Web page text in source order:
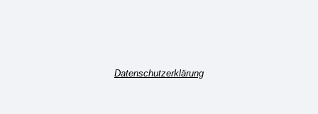
Datenschutzerklärung